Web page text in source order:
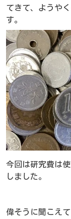
てきて、ようや
す。
今回は研究費は
しました。
偉そうに聞こえ